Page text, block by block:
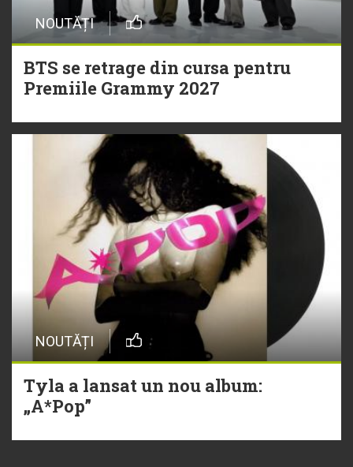
NOUTĂȚI
BTS se retrage din cursa pentru
Premiile Grammy 2027
NOUTĂȚI
Tyla a lansat un nou album:
„A*Pop”